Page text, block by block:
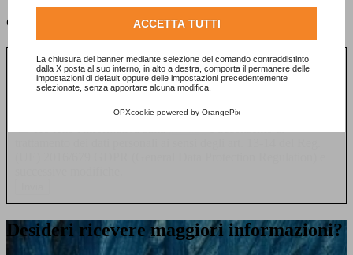
ACCETTA TUTTI
La chiusura del banner mediante selezione del comando contraddistinto
dalla X posta al suo interno, in alto a destra, comporta il permanere delle
impostazioni di default oppure delle impostazioni precedentemente
selezionate, senza apportare alcuna modifica.
OPXcookie powered by OrangePix
Contattaci
Desideri ricevere maggiori informazioni?